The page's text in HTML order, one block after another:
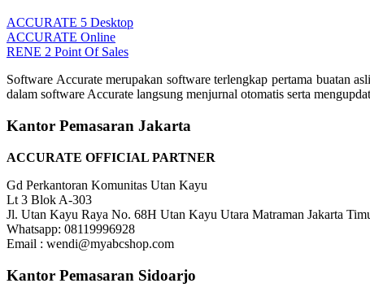
ACCURATE 5 Desktop
ACCURATE Online
RENE 2 Point Of Sales
Software Accurate merupakan software terlengkap pertama buatan
dalam software Accurate langsung menjurnal otomatis serta
Kantor Pemasaran Jakarta
ACCURATE OFFICIAL PARTNER
Gd Perkantoran Komunitas Utan Kayu
Lt 3 Blok A-303
Jl. Utan Kayu Raya No. 68H Utan Kayu Utara Matraman Jakarta
Whatsapp: 08119996928
Email : wendi@myabcshop.com
Kantor Pemasaran Sidoarjo